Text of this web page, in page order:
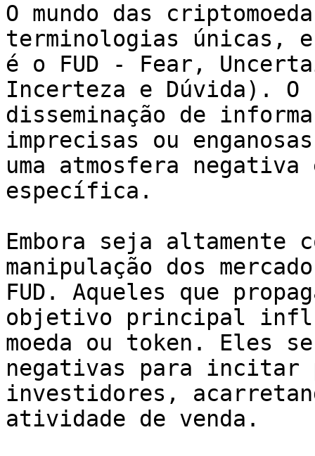
O mundo das
terminologias únicas, e
é o FUD - Fear,
Incerteza e Dúvida). O
disseminação de
imprecisas ou
uma atmosfera negativa
específica.
Embora seja altamente
manipulação dos
FUD. Aqueles que
objetivo principal
moeda ou token. Eles
negativas para incitar
investidores,
atividade de venda.